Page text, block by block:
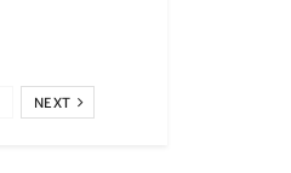
NEXT